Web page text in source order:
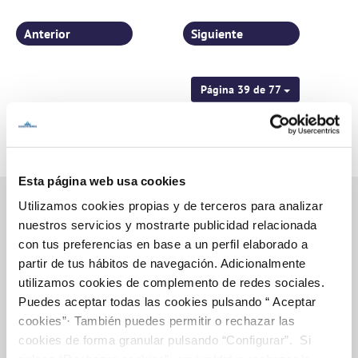
Esta página web usa cookies
Utilizamos cookies propias y de terceros para analizar
nuestros servicios y mostrarte publicidad relacionada
con tus preferencias en base a un perfil elaborado a
partir de tus hábitos de navegación. Adicionalmente
utilizamos cookies de complemento de redes sociales.
Puedes aceptar todas las cookies pulsando “ Aceptar
cookies”· También puedes permitir o rechazar las
cookies de forma granular pulsando “Configurar”. Si
Página 39 de 77
Anterior Siguiente
Inicio
Gestiones Online